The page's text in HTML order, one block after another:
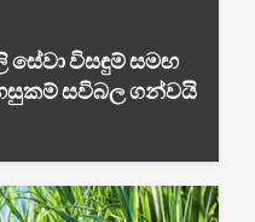
සේවා විසඳුම් සමඟ
සවිබල ගන්වයි